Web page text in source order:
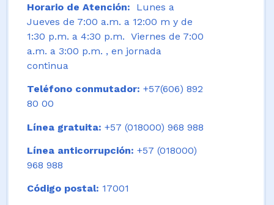
Horario de Atención:
Lunes a
Jueves de 7:00 a.m. a 12:00 m y de
1:30 p.m. a 4:30 p.m. Viernes de 7:00
a.m. a 3:00 p.m. , en jornada
continua
Teléfono conmutador: +57(606) 892
80 00
Línea gratuita: +57 (018000) 968 988
Línea anticorrupción: +57 (018000)
968 988
Código postal: 17001